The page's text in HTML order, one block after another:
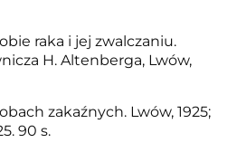
raka i jej zwalczaniu.
H. Altenberga, Lwów,
zakaźnych. Lwów, 1925;
90 s.